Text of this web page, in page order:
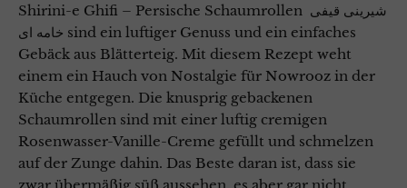
Shirini-e Ghifi – Persische Schaumrollen شیرینی قیفی
خامه ای sind ein luftiger Genuss und ein einfaches
Gebäck aus Blätterteig. Mit diesem Rezept weht
einem ein Hauch von Nostalgie für Nowrooz in der
Küche entgegen. Die knusprig gebackenen
Schaumrollen sind mit einer luftig cremigen
Rosenwasser-Vanille-Creme gefüllt und schmelzen
auf der Zunge dahin. Das Beste daran ist, dass sie
zwar übermäßig süß aussehen, es aber gar nicht